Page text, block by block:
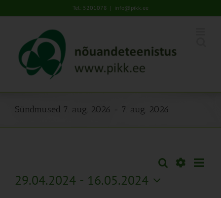
to
Tel: 5201078 | info@pikk.ee
Sündmused 7. aug. 2026 - 7. aug. 2026
Sündmused
Search
Otsi
29.04.2024 - 16.05.2024